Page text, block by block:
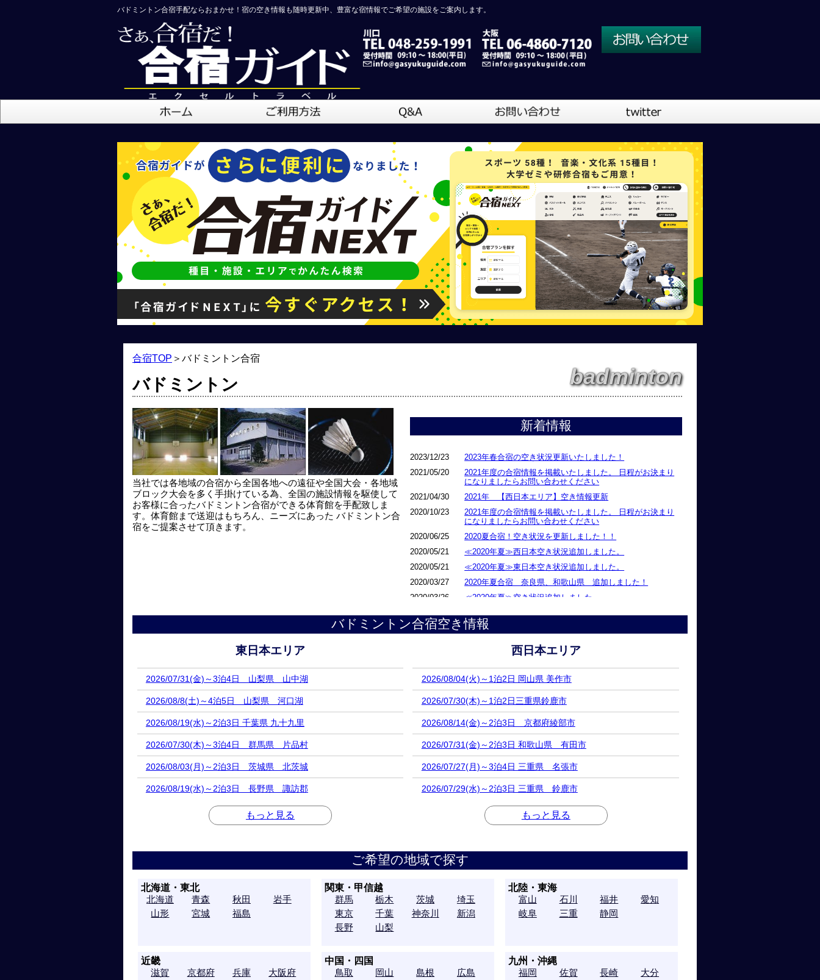
バドミントン合宿手配ならおまかせ！宿の空き情報も随時更新中、豊富な宿情報でご希望の施設をご案内します。
大阪営業所
吹奏楽
合宿TOP ＞ バドミントン合宿
バドミントン badminton
当社では各地域の合宿から全国各地への遠征や全国大会・各地域
ブロック大会を多く手掛けている為、全国の施設情報を駆使して
お客様に合ったバドミントン合宿ができる体育館を手配致しま
す。体育館まで送迎はもちろん、ニーズにあった バドミントン合
宿をご提案させて頂きます。
新着情報
2023/12/23
2023年春合宿の空き状況更新いたしました！
2021/05/20
2021年度の合宿情報を掲載いたしました。 日程がお決まり
になりましたらお問い合わせください
2021/04/30
2021年 【西日本エリア】空き情報更新
2020/10/23
2021年度の合宿情報を掲載いたしました。 日程がお決まり
になりましたらお問い合わせください
2020/06/25
2020夏合宿！空き状況を更新しました！！
2020/05/21
≪2020年夏≫西日本空き状況追加しました。
2020/05/21
≪2020年夏≫東日本空き状況追加しました。
2020/03/27
2020年夏合宿 奈良県、和歌山県 追加しました！
2020/03/26
≪2020年夏≫空き状況追加しました。
バドミントン合宿空き情報
東日本エリア
2026/07/31(金)～3泊4日 山梨県 山中湖
2026/08/8(土)～4泊5日 山梨県 河口湖
2026/08/19(水)～2泊3日 千葉県 九十九里
2026/07/30(木)～3泊4日 群馬県 片品村
2026/08/03(月)～2泊3日 茨城県 北茨城
2026/08/19(水)～2泊3日 長野県 諏訪郡
もっと見る
西日本エリア
2026/08/04(火)～1泊2日 岡山県 美作市
2026/07/30(木)～1泊2日三重県鈴鹿市
2026/08/14(金)～2泊3日 京都府綾部市
2026/07/31(金)～2泊3日 和歌山県 有田市
2026/07/27(月)～3泊4日 三重県 名張市
2026/07/29(水)～2泊3日 三重県 鈴鹿市
もっと見る
ご希望の地域で探す
北海道・東北
北海道
青森 秋田
岩手
山形
宮城 福島
関東・甲信越
群馬
栃木 茨城
埼玉
東京
千葉 神奈川
新潟
長野
山梨
北陸・東海
富山
石川 福井
愛知
岐阜
三重 静岡
近畿
滋賀
京都府 兵庫
大阪府
中国・四国
鳥取
岡山 島根
広島
九州・沖縄
福岡
佐賀 長崎
大分